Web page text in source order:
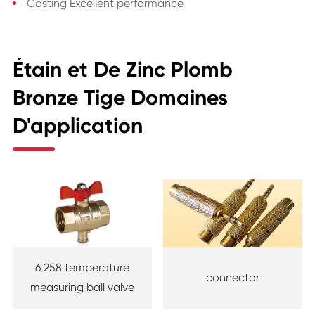
Casting Excellent performance
Étain et De Zinc Plomb
Bronze Tige Domaines
D'application
6 258 temperature
measuring ball valve
connector